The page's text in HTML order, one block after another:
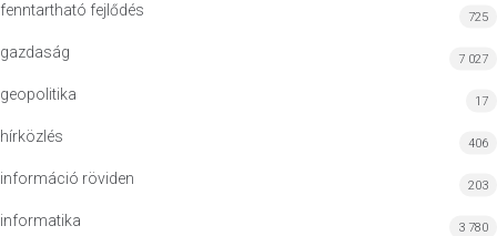
fenntartható fejlődés 725
gazdaság 7 027
geopolitika 17
hírközlés 406
információ röviden 203
informatika 3 780